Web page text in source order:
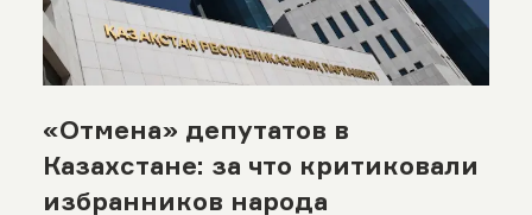
«Отмена» депутатов в
Казахстане: за что критиковали
избранников народа